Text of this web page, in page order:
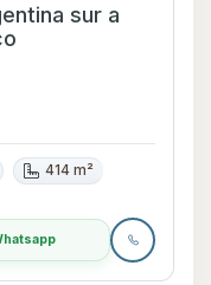
sur a
414 m²